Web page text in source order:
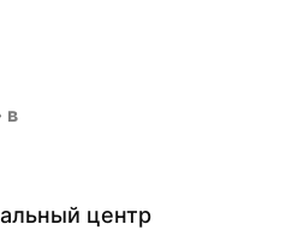
в
центр